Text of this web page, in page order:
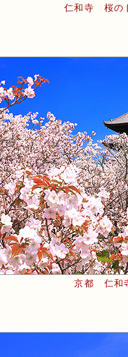
仁和寺 桜の
京都 仁